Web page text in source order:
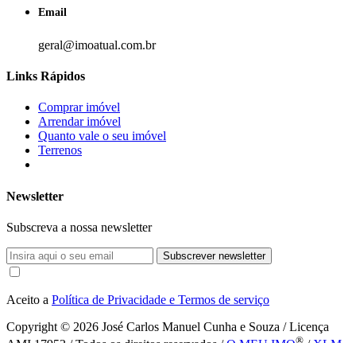
Email
geral@imoatual.com.br
Links Rápidos
Comprar imóvel
Arrendar imóvel
Quanto vale o seu imóvel
Terrenos
Newsletter
Subscreva a nossa newsletter
Subscrever newsletter
Aceito a Política de Privacidade e Termos de serviço
Copyright © 2026 José Carlos Manuel Cunha e Souza / Licença
®